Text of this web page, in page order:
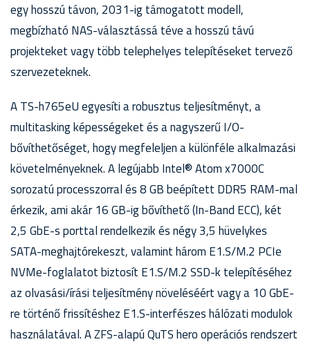
egy hosszú távon, 2031-ig támogatott modell,
megbízható NAS-választássá téve a hosszú távú
projekteket vagy több telephelyes telepítéseket tervező
szervezeteknek.
A TS-h765eU egyesíti a robusztus teljesítményt, a
multitasking képességeket és a nagyszerű I/O-
bővíthetőséget, hogy megfeleljen a különféle alkalmazási
követelményeknek. A legújabb Intel® Atom x7000C
sorozatú processzorral és 8 GB beépített DDR5 RAM-mal
érkezik, ami akár 16 GB-ig bővíthető (In-Band ECC), két
2,5 GbE-s porttal rendelkezik és négy 3,5 hüvelykes
SATA-meghajtórekeszt, valamint három E1.S/M.2 PCIe
NVMe-foglalatot biztosít E1.S/M.2 SSD-k telepítéséhez
az olvasási/írási teljesítmény növeléséért vagy a 10 GbE-
re történő frissítéshez E1.S-interfészes hálózati modulok
használatával. A ZFS-alapú QuTS hero operációs rendszert